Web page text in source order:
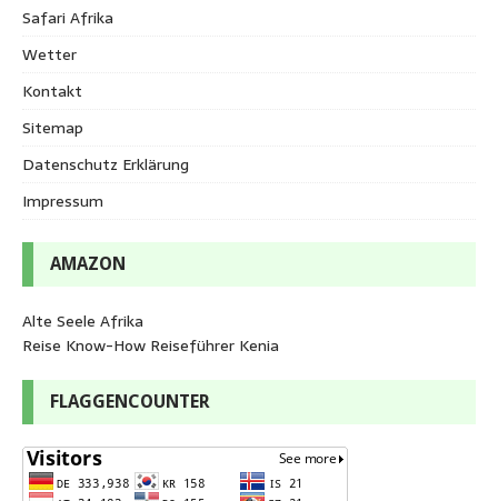
Safari Afrika
Wetter
Kontakt
Sitemap
Datenschutz Erklärung
Impressum
AMAZON
Alte Seele Afrika
Reise Know-How Reiseführer Kenia
FLAGGENCOUNTER